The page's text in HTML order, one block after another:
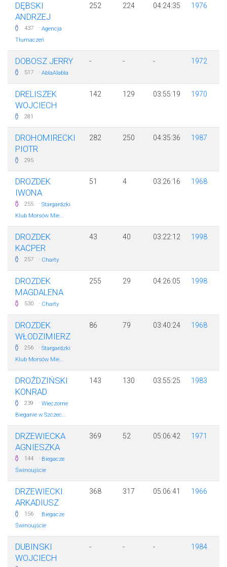
DĘBSKI
ANDRZEJ
437 · Agencja
Tłumaczeń
252 224 04:24:35 1976
DOBOSZ JERRY
517 · AblaAlabla
- - - 1972
DRELISZEK
WOJCIECH
281
142 129 03:55:19 1970
DROHOMIRECKI
PIOTR
295
282 250 04:35:36 1987
DROZDEK
IWONA
255 · Stargardzki
Klub Morsów Mie...
51 4 03:26:16 1968
DROZDEK
KACPER
257 · Charty
43 40 03:22:12 1998
DROZDEK
MAGDALENA
530 · Charty
255 29 04:26:05 1998
DROZDEK
WŁODZIMIERZ
256 · Stargardzki
Klub Morsów Mie...
86 79 03:40:24 1968
DROŹDZIŃSKI
KONRAD
239 · Wieczorne
Bieganie w Szczec...
143 130 03:55:25 1983
DRZEWIECKA
AGNIESZKA
144 · Biegacze
Świnoujście
369 52 05:06:42 1971
DRZEWIECKI
ARKADIUSZ
156 · Biegacze
Świnoujście
368 317 05:06:41 1966
DUBINSKI
WOJCIECH
- - - 1984